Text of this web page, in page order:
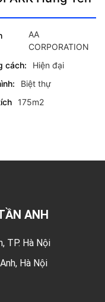
AA
CORPORATION
cách:
Hiện đại
Biệt thự
175m2
ANH
TP. Hà Nội
Hà Nội